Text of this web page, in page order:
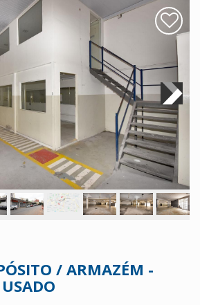
/ ARMAZÉM -